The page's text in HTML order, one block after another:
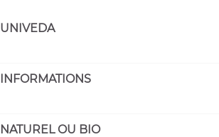
UNIVEDA
INFORMATIONS
NATUREL OU BIO